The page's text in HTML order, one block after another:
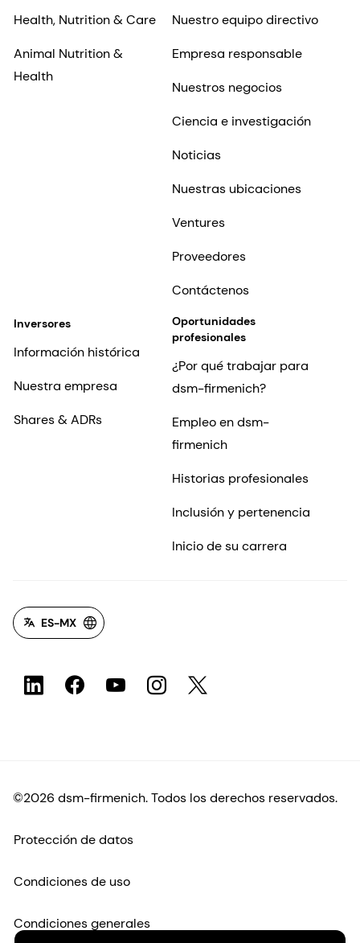
Health, Nutrition & Care
Animal Nutrition &
Health
Nuestro equipo directivo
Empresa responsable
Nuestros negocios
Ciencia e investigación
Noticias
Nuestras ubicaciones
Ventures
Proveedores
Contáctenos
Inversores
Información histórica
Nuestra empresa
Shares & ADRs
Oportunidades
profesionales
¿Por qué trabajar para
dsm-firmenich?
Empleo en dsm-
firmenich
Historias profesionales
Inclusión y pertenencia
Inicio de su carrera
ES-MX
©2026 dsm-firmenich. Todos los derechos reservados.
Protección de datos
Condiciones de uso
Condiciones generales